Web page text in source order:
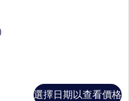
選擇日期以查看價格